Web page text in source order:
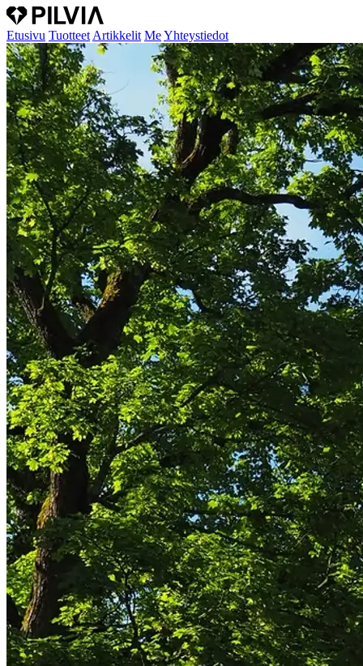
Etusivu Tuotteet Artikkelit MeYhteystiedot